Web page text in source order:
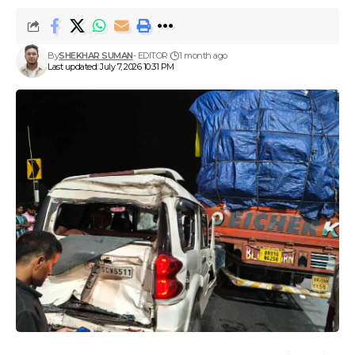
Last updated: July 7, 2026 10:31 PM
BySHEKHAR SUMAN- EDITOR 1 month ago